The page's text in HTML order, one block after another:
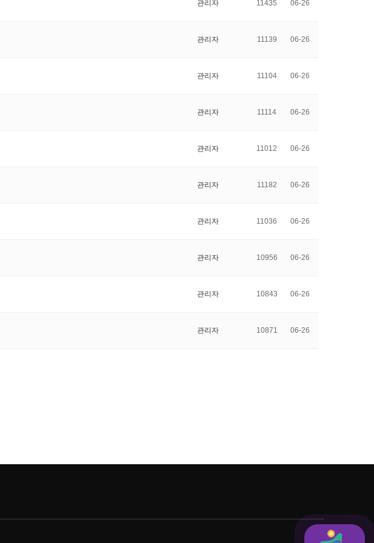
관리자 11435 06-26
관리자 11139 06-26
관리자 11104 06-26
관리자 11114 06-26
관리자 11012 06-26
관리자 11182 06-26
관리자 11036 06-26
관리자 10956 06-26
관리자 10843 06-26
관리자 10871 06-26